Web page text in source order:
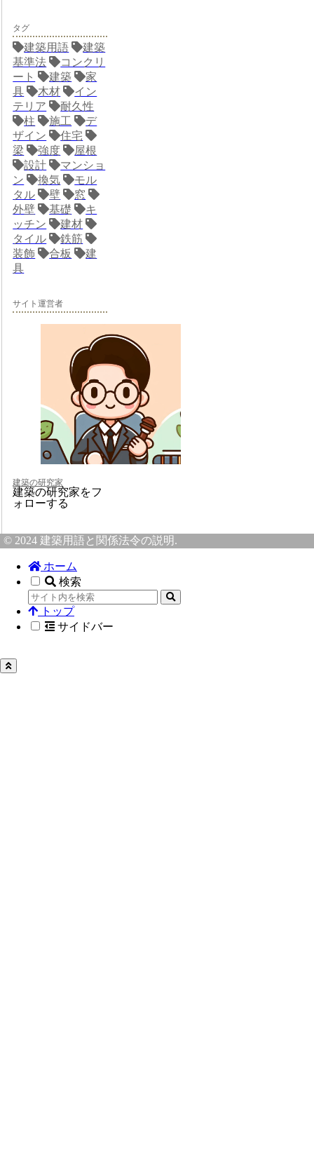
タグ
建築用語
建築
基準法
コンクリ
ート
建築
家
具
木材
イン
テリア
耐久性
柱
施工
デ
ザイン
住宅
梁
強度
屋根
設計
マンショ
ン
換気
モル
タル
壁
窓
外壁
基礎
キ
ッチン
建材
タイル
鉄筋
装飾
合板
建
具
サイト運営者
建築の研究家
建築の研究家をフ
ォローする
© 2024 建築用語と関係法令の説明.
ホーム
検索
トップ
サイドバー